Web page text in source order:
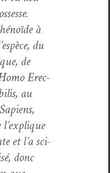
à
du
de
Erec­
au
et l’a sci­
donc